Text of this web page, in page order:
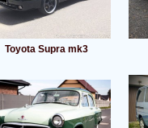
Toyota Supra mk3